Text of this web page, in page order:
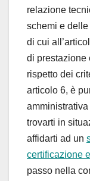
relazione
schemi e
di cui
di prestazione
rispetto dei
articolo 6, è
trovarti in
affidarti ad un
certificazione
passo nella